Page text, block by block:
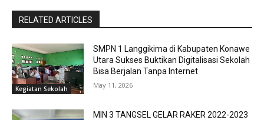
RELATED ARTICLES
Kegiatan Sekolah
SMPN 1 Langgikima di Kabupaten Konawe
Utara Sukses Buktikan Digitalisasi Sekolah
Bisa Berjalan Tanpa Internet
May 11, 2026
MIN 3 TANGSEL GELAR RAKER 2022-2023